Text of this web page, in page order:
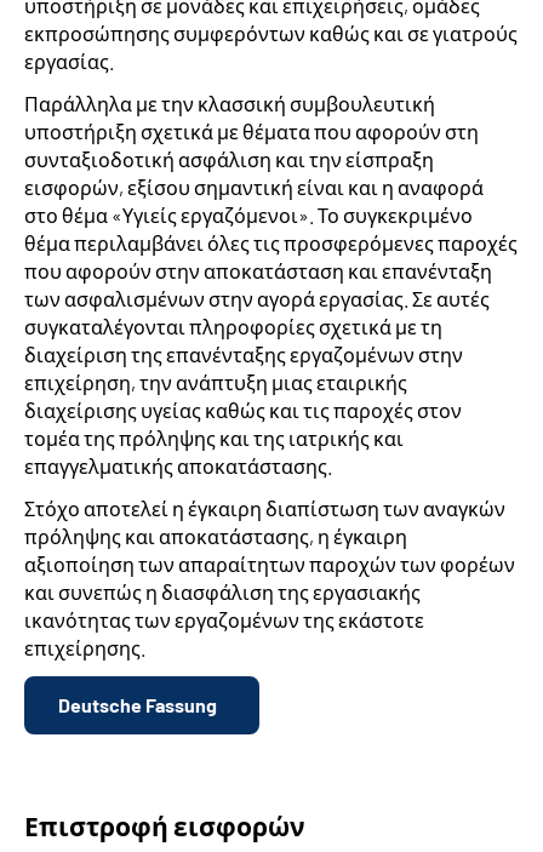
υποστήριξη σε μονάδες και επιχειρήσεις, ομάδες
εκπροσώπησης συμφερόντων καθώς και σε γιατρούς
εργασίας.
Παράλληλα με την κλασσική συμβουλευτική
υποστήριξη σχετικά με θέματα που αφορούν στη
συνταξιοδοτική ασφάλιση και την είσπραξη
εισφορών, εξίσου σημαντική είναι και η αναφορά
στο θέμα «Υγιείς εργαζόμενοι». Το συγκεκριμένο
θέμα περιλαμβάνει όλες τις προσφερόμενες παροχές
που αφορούν στην αποκατάσταση και επανένταξη
των ασφαλισμένων στην αγορά εργασίας. Σε αυτές
συγκαταλέγονται πληροφορίες σχετικά με τη
διαχείριση της επανένταξης εργαζομένων στην
επιχείρηση, την ανάπτυξη μιας εταιρικής
διαχείρισης υγείας καθώς και τις παροχές στον
τομέα της πρόληψης και της ιατρικής και
επαγγελματικής αποκατάστασης.
Στόχο αποτελεί η έγκαιρη διαπίστωση των αναγκών
πρόληψης και αποκατάστασης, η έγκαιρη
αξιοποίηση των απαραίτητων παροχών των φορέων
και συνεπώς η διασφάλιση της εργασιακής
ικανότητας των εργαζομένων της εκάστοτε
επιχείρησης.
Deutsche Fassung
Επιστροφή εισφορών